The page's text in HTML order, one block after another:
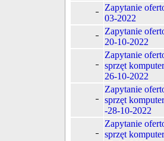
Zapytanie
03-2022
Zapytanie
20-10-2022
Zapytanie
sprzęt
26-10-2022
Zapytanie
sprzęt
-28-10-2022
Zapytanie
sprzęt